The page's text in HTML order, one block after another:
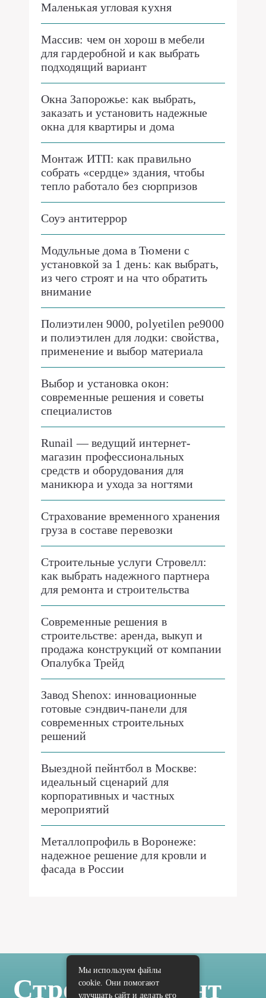
Маленькая угловая кухня
Массив: чем он хорош в мебели
для гардеробной и как выбрать
подходящий вариант
Окна Запорожье: как выбрать,
заказать и установить надежные
окна для квартиры и дома
Монтаж ИТП: как правильно
собрать «сердце» здания, чтобы
тепло работало без сюрпризов
Соуэ антитеррор
Модульные дома в Тюмени с
установкой за 1 день: как выбрать,
из чего строят и на что обратить
внимание
Полиэтилен 9000, polyetilen pe9000
и полиэтилен для лодки: свойства,
применение и выбор материала
Выбор и установка окон:
современные решения и советы
специалистов
Runail — ведущий интернет-
магазин профессиональных
средств и оборудования для
маникюра и ухода за ногтями
Страхование временного хранения
груза в составе перевозки
Строительные услуги Стровелл:
как выбрать надежного партнера
для ремонта и строительства
Современные решения в
строительстве: аренда, выкуп и
продажа конструкций от компании
Опалубка Трейд
Завод Shenox: инновационные
готовые сэндвич-панели для
современных строительных
решений
Выездной пейнтбол в Москве:
идеальный сценарий для
корпоративных и частных
мероприятий
Металлопрофиль в Воронеже:
надежное решение для кровли и
фасада в России
Стройка Ремонт
Мы используем файлы
cookie. Они помогают
улучшать сайт и делать его